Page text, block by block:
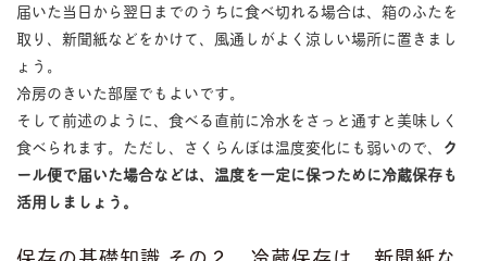
届いた当日から翌日までのうちに食べ切れる場合は、箱のふたを
取り、新聞紙などをかけて、風通しがよく涼しい場所に置きまし
ょう。
冷房のきいた部屋でもよいです。
そして前述のように、食べる直前に冷水をさっと通すと美味しく
食べられます。ただし、さくらんぼは温度変化にも弱いので、 ク
ール便で届いた場合などは、温度を一定に保つために冷蔵保存も
活用しましょう。